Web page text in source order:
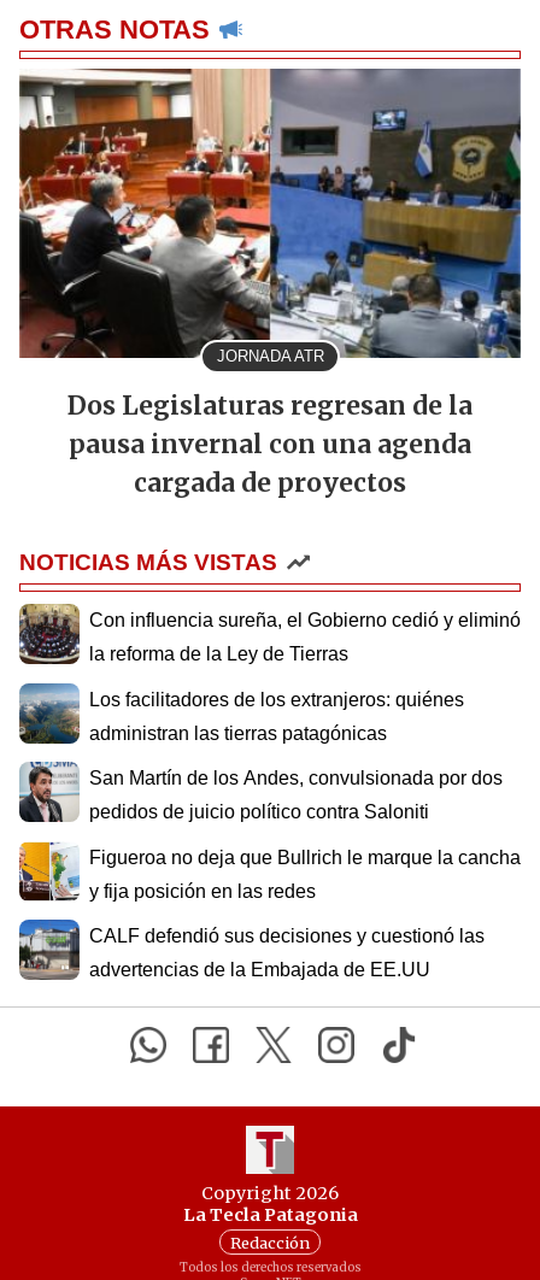
OTRAS NOTAS
JORNADA ATR
Dos Legislaturas regresan de la
pausa invernal con una agenda
cargada de proyectos
NOTICIAS MÁS VISTAS
Con influencia sureña, el Gobierno cedió y eliminó
la reforma de la Ley de Tierras
Los facilitadores de los extranjeros: quiénes
administran las tierras patagónicas
San Martín de los Andes, convulsionada por dos
pedidos de juicio político contra Saloniti
Figueroa no deja que Bullrich le marque la cancha
y fija posición en las redes
CALF defendió sus decisiones y cuestionó las
advertencias de la Embajada de EE.UU
Copyright 2026
La Tecla Patagonia
Redacción
Todos los derechos reservados